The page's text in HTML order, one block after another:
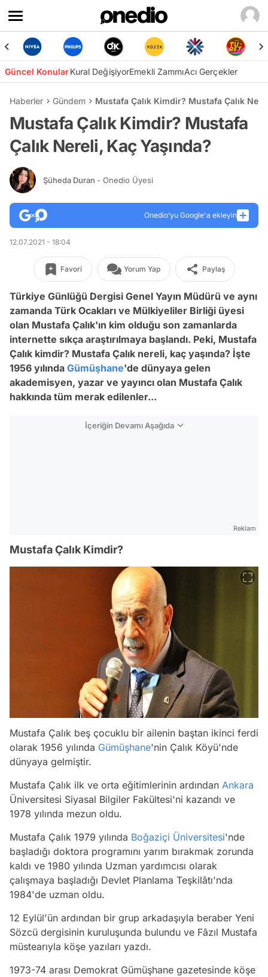
Güncel KonularKural DeğişiyorEmekli ZammıAcı Gerçekler
Haberler Gündem Mustafa Çalık Kimdir? Mustafa Çalık
Mustafa Çalık Kimdir? Mustafa
Çalık Nereli, Kaç Yaşında?
Şüheda Duran - Onedio Üyesi
Onedio’yu Google'a ekleyin
12.07.2021 - 18:04
Favori Yorum Yap Paylaş
Türkiye Günlüğü Dergisi Genel Yayın Müdürü ve aynı
zamanda Türk Ocakları ve Mülkiyeliler Birliği üyesi
olan Mustafa Çalık'ın kim olduğu son zamanlarda
internette sıkça araştırılmaya başlandı. Peki, Mustafa
Çalık kimdir? Mustafa Çalık nereli, kaç yaşında? İşte
1956 yılında Gümüşhane'de dünyaya gelen
akademisyen, yazar ve yayıncı olan Mustafa Çalık
hakkında tüm merak edilenler...
İçeriğin Devamı Aşağıda
Reklam
Mustafa Çalık Kimdir?
Mustafa Çalık beş çocuklu bir ailenin baştan ikinci ferdi
olarak 1956 yılında Gümüşhane'nin Çalık Köyü'nde
dünyaya gelmiştir.
Mustafa Çalık ilk ve orta eğitimlerinin ardından Ankara
Üniversitesi Siyasal Bilgiler Fakültesi'ni kazandı ve
1978 yılında mezun oldu.
Mustafa Çalık 1979 yılında Boğaziçi Üniversitesi'nde
başladığı doktora programını yarım bırakmak zorunda
kaldı ve 1980 yılında Uzman yardımcısı olarak
çalışmaya başladığı Devlet Planlama Teşkilâtı'nda
1984'de uzman oldu.
12 Eylül'ün ardından bir grup arkadaşıyla beraber Yeni
Sözcü dergisinin kuruluşunda bulundu ve Fâzıl Mustafa
müstearıyla köşe yazıları yazdı.
1973-74 arası Demokrat Gümüşhane gazetesinde köşe